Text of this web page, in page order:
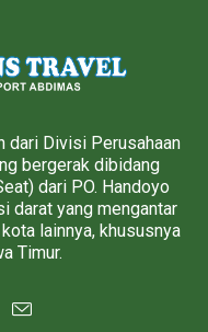
dari Divisi Perusahaan
bergerak dibidang
dari PO. Handoyo
darat yang mengantar
lainnya, khususnya
Timur.